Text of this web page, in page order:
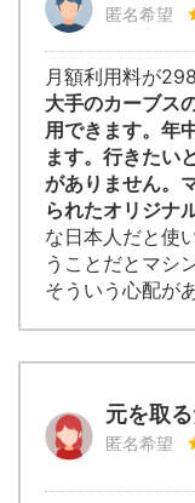
匿名希望
月額利用料が
大手のカーブス
用できます。年
ます。行きたい
がありません。
られたオリジナ
な日本人だと使
うことだとマシ
そういう心配が
元を取
匿名希望